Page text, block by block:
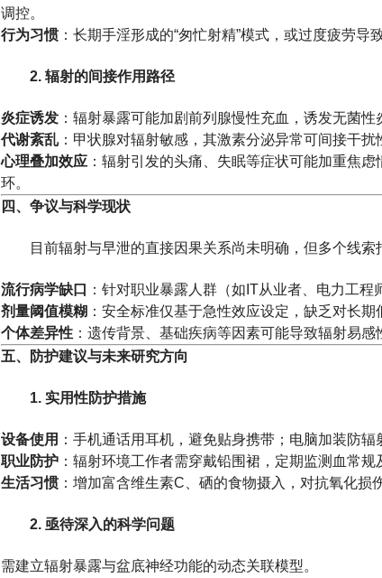
调控。
行为习惯 ：长期手淫形成的“匆忙射精”模式，或过度疲劳导
2. 辐射的间接作用路径
炎症诱发 ：辐射暴露可能加剧前列腺慢性充血，诱发无菌性
代谢紊乱 ：甲状腺对辐射敏感，其激素分泌异常可间接干扰
心理叠加效应 ：辐射引发的头痛、失眠等症状可能加重焦虑
环。
四、争议与科学现状
目前辐射与早泄的直接因果关系尚未明确，但多个线索
流行病学缺口
：针对职业暴露人群（如IT从业者、电力工程
剂量阈值模糊 ：安全标准仅基于急性效应设定，缺乏对长期
个体差异性 ：遗传背景、基础疾病等因素可能导致辐射易感
五、防护建议与未来研究方向
1. 实用性防护措施
设备使用 ：手机通话用耳机，避免贴身携带；电脑加装防辐
职业防护 ：辐射环境工作者需穿戴铅围裙，定期监测血常规
生活习惯 ：增加富含维生素C、硒的食物摄入，对抗氧化损
2. 亟待深入的科学问题
需建立辐射暴露与盆底神经功能的动态关联模型。